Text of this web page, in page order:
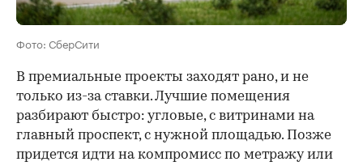
Фото: СберСити
В премиальные проекты заходят рано, и не
только из-за ставки. Лучшие помещения
разбирают быстро: угловые, с витринами на
главный проспект, с нужной площадью. Позже
придется идти на компромисс по метражу или